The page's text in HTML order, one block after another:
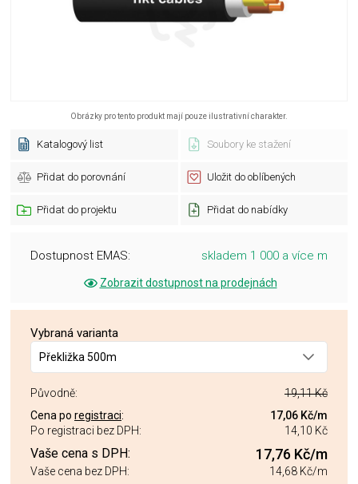
Obrázky pro tento produkt mají pouze ilustrativní charakter.
Katalogový list Soubory ke stažení
Přidat do porovnání Uložit do oblíbených
Přidat do projektu Přidat do nabídky
Dostupnost EMAS: skladem 1 000 a více m
Zobrazit dostupnost na prodejnách
Vybraná varianta
Překližka 500m
Původně:
19,11 Kč
Cena po registraci: 17,06 Kč/m
Po registraci bez DPH:
14,10 Kč
Vaše cena s DPH: 17,76 Kč/m
Vaše cena bez DPH: 14,68 Kč/m